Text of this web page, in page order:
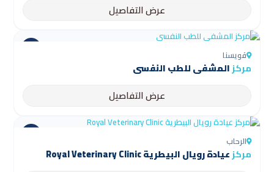
عرض التفاصيل
قويسنا
مركزالمشفى للطب النفسي
عرض التفاصيل
الرحاب
مركزعيادة رويال البيطرية Royal Veterinary Clinic